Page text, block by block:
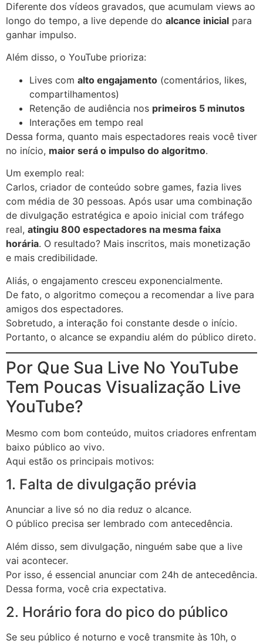
Diferente dos vídeos gravados, que acumulam views ao
longo do tempo, a live depende do alcance inicial para
ganhar impulso.
Além disso, o YouTube prioriza:
Lives com alto engajamento (comentários, likes,
compartilhamentos)
Retenção de audiência nos primeiros 5 minutos
Interações em tempo real
Dessa forma, quanto mais espectadores reais você tiver
no início, maior será o impulso do algoritmo.
Um exemplo real:
Carlos, criador de conteúdo sobre games, fazia lives
com média de 30 pessoas. Após usar uma combinação
de divulgação estratégica e apoio inicial com tráfego
real, atingiu 800 espectadores na mesma faixa
horária. O resultado? Mais inscritos, mais monetização
e mais credibilidade.
Aliás, o engajamento cresceu exponencialmente.
De fato, o algoritmo começou a recomendar a live para
amigos dos espectadores.
Sobretudo, a interação foi constante desde o início.
Portanto, o alcance se expandiu além do público direto.
Por Que Sua Live No YouTube
Tem Poucas Visualização Live
YouTube?
Mesmo com bom conteúdo, muitos criadores enfrentam
baixo público ao vivo.
Aqui estão os principais motivos:
1. Falta de divulgação prévia
Anunciar a live só no dia reduz o alcance.
O público precisa ser lembrado com antecedência.
Além disso, sem divulgação, ninguém sabe que a live
vai acontecer.
Por isso, é essencial anunciar com 24h de antecedência.
Dessa forma, você cria expectativa.
2. Horário fora do pico do público
Se seu público é noturno e você transmite às 10h, o